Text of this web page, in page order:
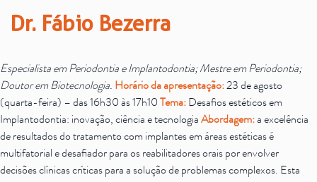
Dr. Fábio Bezerra
Especialista em Periodontia e Implantodontia; Mestre em Periodontia;
Doutor em Biotecnologia. Horário da apresentação:23 de agosto
(quarta-feira) – das 16h30 às 17h10 Tema: Desafios estéticos em
Implantodontia: inovação, ciência e tecnologia Abordagem:a excelência
de resultados do tratamento com implantes em áreas estéticas é
multifatorial e desafiador para os reabilitadores orais por envolver
decisões clínicas críticas para a solução de problemas complexos. Esta